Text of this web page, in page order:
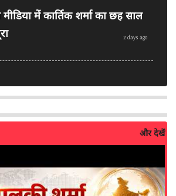
में कार्तिक शर्मा का छह साल
2 days ago
की ग्लोबल टीम
2 days ago
पोस्ट पर LinkedIn की सख्ती:और देखें